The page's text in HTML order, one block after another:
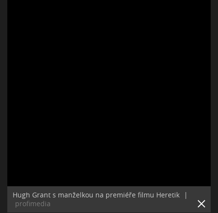
Hugh Grant s manželkou na premiéře filmu Heretik
|
profimedia